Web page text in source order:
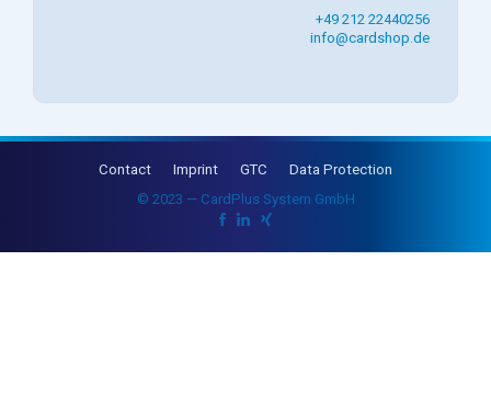
+49 212 22440256
info@cardshop.de
© 2023 — CardPlus System GmbH
Contact Imprint GTC Data Protection